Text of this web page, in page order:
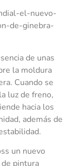
de unas
la moldura
Cuando se
luz de freno,
hacia los
además de
un nuevo
de pintura